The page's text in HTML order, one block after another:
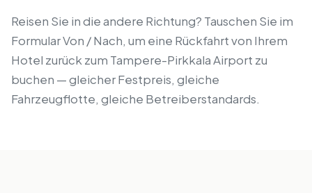
Reisen Sie in die andere Richtung? Tauschen Sie im
Formular Von / Nach, um eine Rückfahrt von Ihrem
Hotel zurück zum Tampere-Pirkkala Airport zu
buchen — gleicher Festpreis, gleiche
Fahrzeugflotte, gleiche Betreiberstandards.